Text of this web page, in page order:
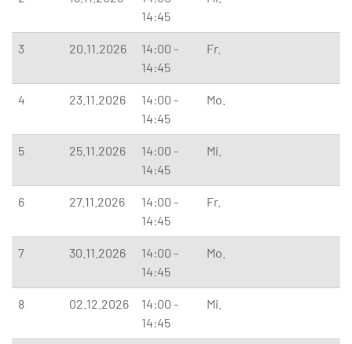
14:45
3 20.11.2026
14:00 -
14:45
Fr.
4 23.11.2026
14:00 -
14:45
Mo.
5 25.11.2026
14:00 -
14:45
Mi.
6 27.11.2026
14:00 -
14:45
Fr.
7 30.11.2026
14:00 -
14:45
Mo.
8 02.12.2026
14:00 -
14:45
Mi.